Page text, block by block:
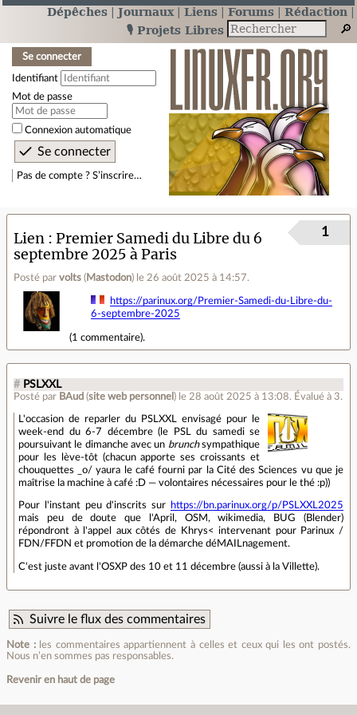
Dépêches Journaux Liens Forums
Rédaction
🎙️ Projets Libres
Se connecter
Identifiant
Mot de passe
Connexion automatique
Pas de compte ? S’inscrire…
Lien
Premier Samedi du Libre du 6
septembre 2025 à Paris
Posté par volts ( Mastodon) le 26 août 2025 à 14:57.
1
https://parinux.org/Premier-Samedi-du-Libre-du-
6-septembre-2025
(1 commentaire).
# PSLXXL
Posté par BAud (site web personnel ) le 28 août 2025 à 13:08. Évalué à 3.
L'occasion de reparler du PSLXXL envisagé pour le
week-end du 6-7 décembre (le PSL du samedi se
poursuivant le dimanche avec un brunchsympathique
pour les lève-tôt (chacun apporte ses croissants et
chouquettes _o/ yaura le café fourni par la Cité des Sciences vu que je
maîtrise la machine à café :D — volontaires nécessaires pour le thé :p))
Pour l'instant peu d'inscrits sur
https://bn.parinux.org/p/PSLXXL2025
mais peu de doute que l'April, OSM, wikimedia, BUG (Blender)
répondront à l'appel aux côtés de Khrys< intervenant pour Parinux /
FDN/FFDN et promotion de la démarche déMAILnagement.
C'est juste avant l'OSXP des 10 et 11 décembre (aussi à la Villette).
Suivre le flux des commentaires
Note :les commentaires appartiennent à celles et ceux qui les ont postés.
Nous n’en sommes pas responsables.
Revenir en haut de page